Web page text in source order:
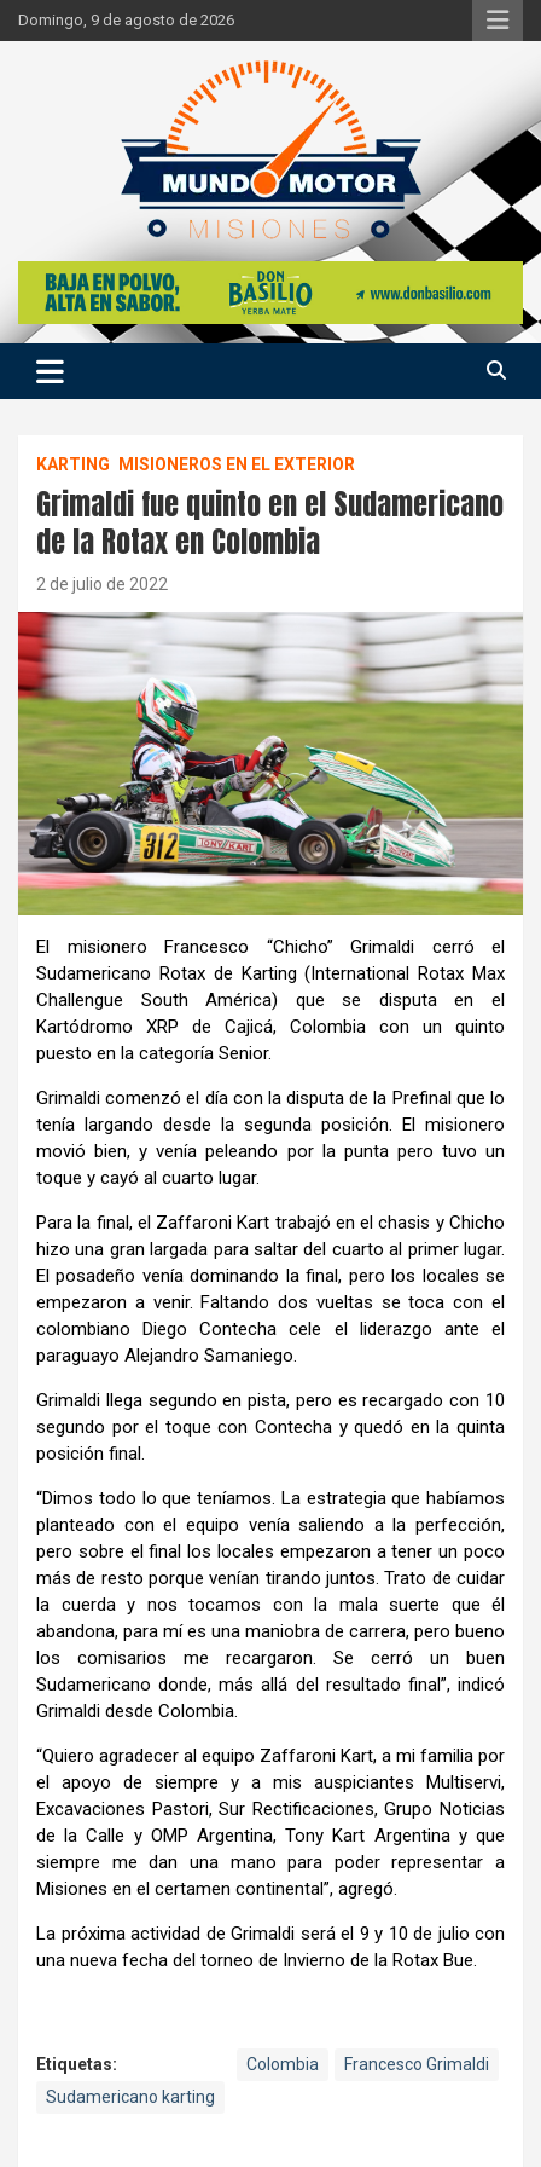
Skip
to
Domingo, 9 de agosto de 2026
Mundo Motor Misiones
Si hay ruido de motores ahí estaremos
KARTING MISIONEROS EN EL EXTERIOR
Grimaldi fue quinto en el Sudamericano
de la Rotax en Colombia
2 de julio de 2022
El misionero Francesco “Chicho” Grimaldi cerró el
Sudamericano Rotax de Karting (International Rotax Max
Challengue South América) que se disputa en el
Kartódromo XRP de Cajicá, Colombia con un quinto
puesto en la categoría Senior.
Grimaldi comenzó el día con la disputa de la Prefinal que lo
tenía largando desde la segunda posición. El misionero
movió bien, y venía peleando por la punta pero tuvo un
toque y cayó al cuarto lugar.
Para la final, el Zaffaroni Kart trabajó en el chasis y Chicho
hizo una gran largada para saltar del cuarto al primer lugar.
El posadeño venía dominando la final, pero los locales se
empezaron a venir. Faltando dos vueltas se toca con el
colombiano Diego Contecha cele el liderazgo ante el
paraguayo Alejandro Samaniego.
Grimaldi llega segundo en pista, pero es recargado con 10
segundo por el toque con Contecha y quedó en la quinta
posición final.
“Dimos todo lo que teníamos. La estrategia que habíamos
planteado con el equipo venía saliendo a la perfección,
pero sobre el final los locales empezaron a tener un poco
más de resto porque venían tirando juntos. Trato de cuidar
la cuerda y nos tocamos con la mala suerte que él
abandona, para mí es una maniobra de carrera, pero bueno
los comisarios me recargaron. Se cerró un buen
Sudamericano donde, más allá del resultado final”, indicó
Grimaldi desde Colombia.
“Quiero agradecer al equipo Zaffaroni Kart, a mi familia por
el apoyo de siempre y a mis auspiciantes Multiservi,
Excavaciones Pastori, Sur Rectificaciones, Grupo Noticias
de la Calle y OMP Argentina, Tony Kart Argentina y que
siempre me dan una mano para poder representar a
Misiones en el certamen continental”, agregó.
La próxima actividad de Grimaldi será el 9 y 10 de julio con
una nueva fecha del torneo de Invierno de la Rotax Bue.
Etiquetas: Colombia
Francesco Grimaldi
Sudamericano karting